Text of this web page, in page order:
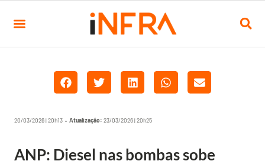
20/03/2026 | 20h13 • Atualização: 23/03/2026 | 20h25
ANP: Diesel nas bombas sobe